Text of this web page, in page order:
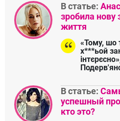
В статье:
зробила нову
життя
«Тому, шо
х***ьой
В статье:
успешный
кто это?